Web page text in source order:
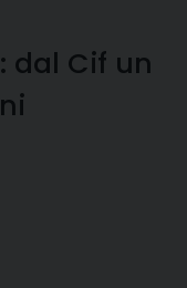
dal Cif un